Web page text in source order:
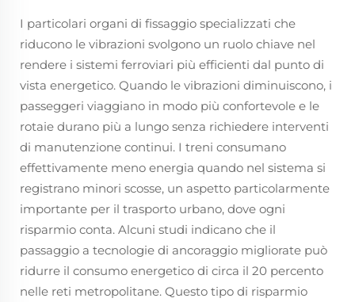
I particolari organi di fissaggio specializzati che
riducono le vibrazioni svolgono un ruolo chiave nel
rendere i sistemi ferroviari più efficienti dal punto di
vista energetico. Quando le vibrazioni diminuiscono, i
passeggeri viaggiano in modo più confortevole e le
rotaie durano più a lungo senza richiedere interventi
di manutenzione continui. I treni consumano
effettivamente meno energia quando nel sistema si
registrano minori scosse, un aspetto particolarmente
importante per il trasporto urbano, dove ogni
risparmio conta. Alcuni studi indicano che il
passaggio a tecnologie di ancoraggio migliorate può
ridurre il consumo energetico di circa il 20 percento
nelle reti metropolitane. Questo tipo di risparmio